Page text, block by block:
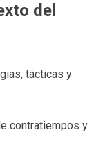
del
tácticas y
contratiempos y